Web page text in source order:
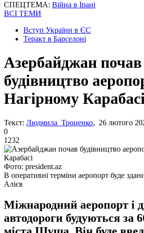
СПЕЦТЕМА: Війна в Ірані
ВСІ ТЕМИ
Вступ України в ЄС
Теракт в Барселоні
Азербайджан почав
будівництво
Нагірному
Текст: Людмила Троценко, 26 лютого
0
1232
Фото: president.az
В оперативні терміни аеропорт буде
Алієв
Міжнародний аеропорт і
автодороги будуються за